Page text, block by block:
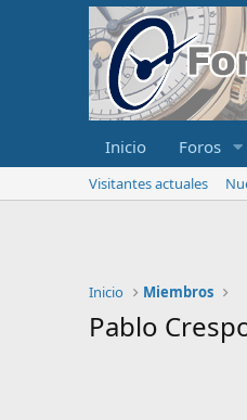
Inicio Foros
Visitantes actuales
Inicio Miembros
Pablo